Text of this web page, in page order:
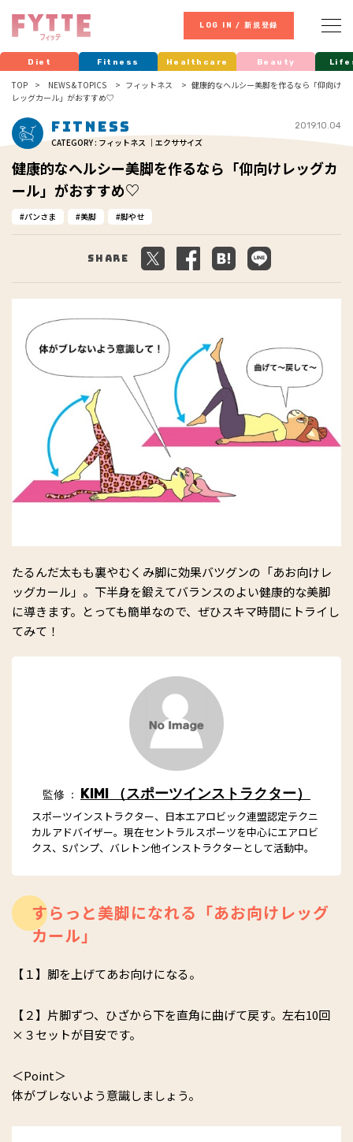
LOG IN / 新規登録
Diet Fitness Healthcare Beauty
TOP NEWS & TOPICS フィットネス
健康的なヘルシー美脚を作るなら「仰向け
レッグカール」がおすすめ♡
Fitness
CATEGORY : フィットネス ｜エクササイズ
2019.10.04
健康的なヘルシー美脚を作るなら「仰向けレッグカ
ール」がおすすめ♡
パンさま 美脚 脚やせ
Share
たるんだ太もも裏やむくみ脚に効果バツグンの「あお向けレ
ッグカール」。下半身を鍛えてバランスのよい健康的な美脚
に導きます。とっても簡単なので、ぜひスキマ時間にトライし
てみて！
監修 ： KIMI （スポーツインストラクター）
スポーツインストラクター、日本エアロビック連盟認定テクニ
カルアドバイザー。現在セントラルスポーツを中心にエアロビ
クス、Sパンプ、バレトン他インストラクターとして活動中。
すらっと美脚になれる「あお向けレッグ
カール」
【１】脚を上げてあお向けになる。
【２】片脚ずつ、ひざから下を直角に曲げて戻す。左右10回
×３セットが目安です。
＜Point＞
体がブレないよう意識しましょう。